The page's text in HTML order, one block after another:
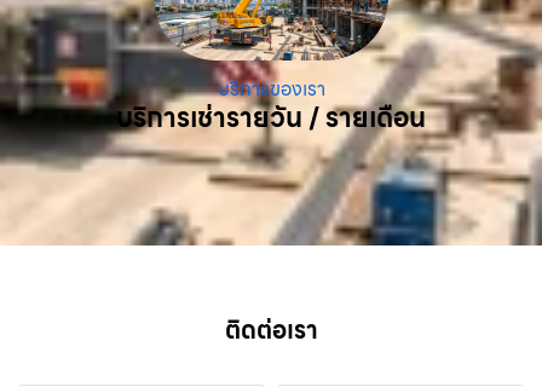
บริการของเรา
บริการเช่ารายวัน / รายเดือน
ติดต่อเรา